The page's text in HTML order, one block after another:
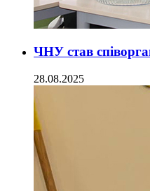
ЧНУ став
28.08.2025